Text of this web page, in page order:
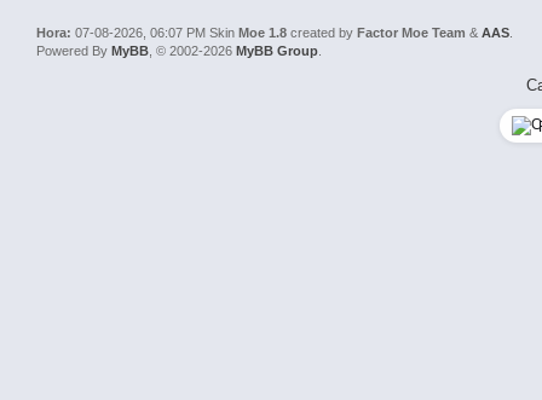
Hora: 07-08-2026, 06:07 PMSkin Moe 1.8 created by Factor Moe Team &AAS
Powered By MyBB , © 2002-2026 MyBB Group